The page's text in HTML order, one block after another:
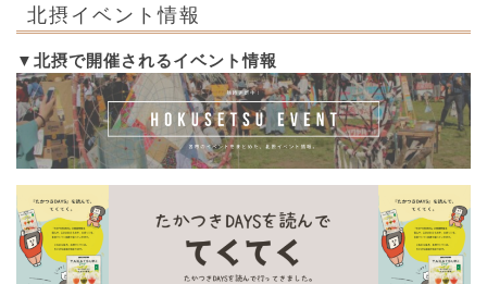
北摂イベント情報
▼北摂で開催されるイベント情報